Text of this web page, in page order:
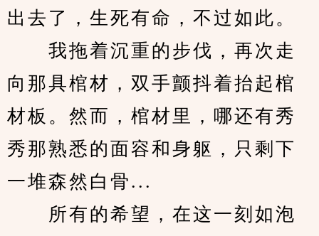
出去了，生死有命，不过如此。
我拖着沉重的步伐，再次走
向那具棺材，双手颤抖着抬起棺
材板。然而，棺材里，哪还有秀
秀那熟悉的面容和身躯，只剩下
一堆森然白骨...
所有的希望，在这一刻如泡